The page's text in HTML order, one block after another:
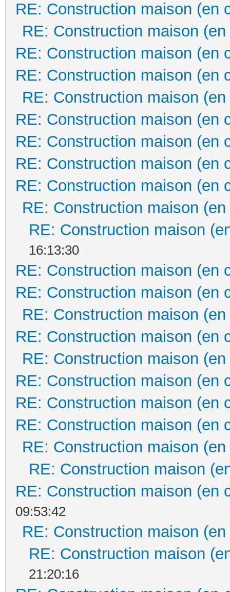
RE: Construction maison (en
RE: Construction maison
RE: Construction maison (en
RE: Construction maison (en
RE: Construction maison
RE: Construction maison (en
RE: Construction maison (en
RE: Construction maison (en
RE: Construction maison (en
RE: Construction maison
RE: Construction maison
16:13:30
RE: Construction maison (en
RE: Construction maison (en
RE: Construction maison
RE: Construction maison (en
RE: Construction maison
RE: Construction maison (en
RE: Construction maison (en
RE: Construction maison (en
RE: Construction maison
RE: Construction maison
RE: Construction maison (en
09:53:42
RE: Construction maison
RE: Construction maison
21:20:16